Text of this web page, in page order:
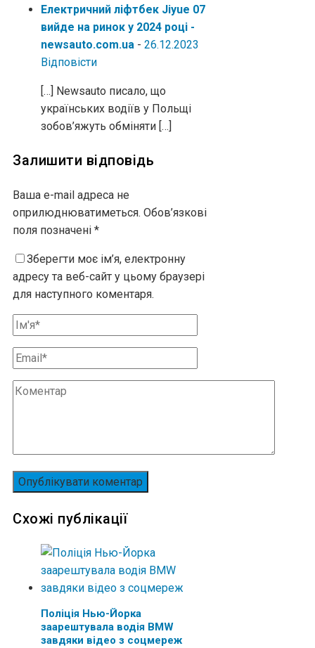
Електричний ліфтбек Jiyue 07
вийде на ринок у 2024 році -
newsauto.com.ua - 26.12.2023
Відповіcти
[…] Newsauto писало, що
українських водіїв у Польщі
зобов’яжуть обміняти […]
Залишити відповідь
Ваша e-mail адреса не
оприлюднюватиметься. Обов’язкові
поля позначені *
Зберегти моє ім’я, електронну
адресу та веб-сайт у цьому браузері
для наступного коментаря.
Схожі публікації
Поліція Нью-Йорка
заарештувала водія BMW
завдяки відео з соцмереж